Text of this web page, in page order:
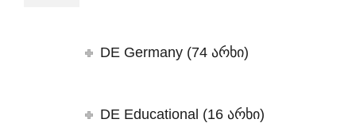
DE Germany (74 არხი)
DE Educational (16 არხი)